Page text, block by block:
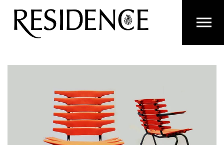
Overslaan en ga direct naar de inhoud